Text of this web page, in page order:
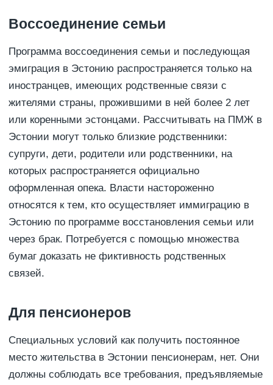
Воссоединение семьи
Программа воссоединения семьи и последующая
эмиграция в Эстонию распространяется только на
иностранцев, имеющих родственные связи с
жителями страны, прожившими в ней более 2 лет
или коренными эстонцами. Рассчитывать на ПМЖ в
Эстонии могут только близкие родственники:
супруги, дети, родители или родственники, на
которых распространяется официально
оформленная опека. Власти настороженно
относятся к тем, кто осуществляет иммиграцию в
Эстонию по программе восстановления семьи или
через брак. Потребуется с помощью множества
бумаг доказать не фиктивность родственных
связей.
Для пенсионеров
Специальных условий как получить постоянное
место жительства в Эстонии пенсионерам, нет. Они
должны соблюдать все требования, предъявляемые